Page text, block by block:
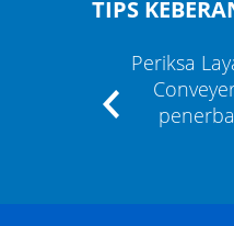
TIPS
Periksa